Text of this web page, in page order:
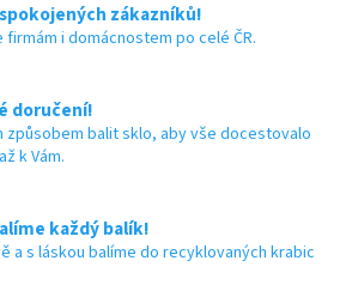
spokojených zákazníků!
firmám i domácnostem po celé ČR.
doručení!
způsobem balit sklo, aby vše docestovalo
k Vám.
každý balík!
a s láskou balíme do recyklovaných krabic